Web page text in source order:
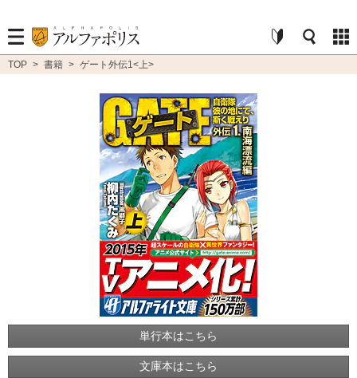
TOP > 書籍 > ゲート外伝1<上>
単行本はこちら
文庫本はこちら